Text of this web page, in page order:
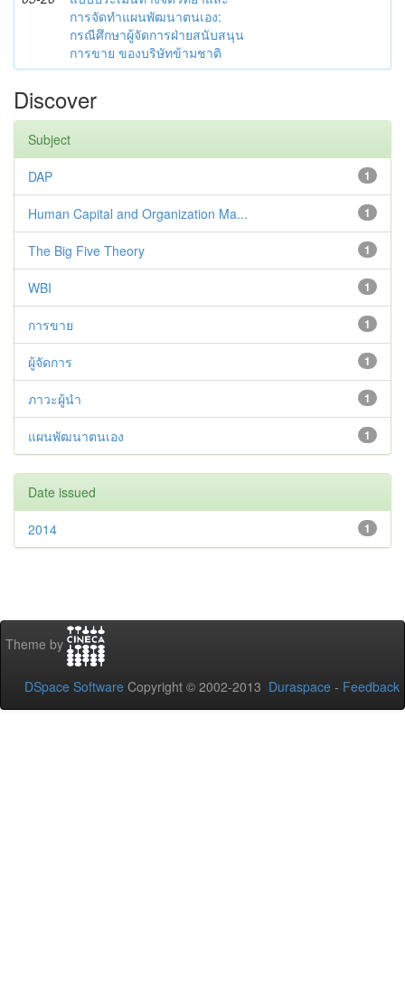
การจัดทำแผนพัฒนาตนเอง:
กรณีศึกษาผู้จัดการฝ่ายสนับสนุน
การขาย ของบริษัทข้ามชาติ
Discover
Subject
1
DAP
1
Human Capital and Organization Ma...
1
The Big Five Theory
1
WBI
1
การขาย
1
ผู้จัดการ
1
ภาวะผู้นำ
1
แผนพัฒนาตนเอง
Date issued
1
2014
Theme by
DSpace Software Copyright © 2002-2013 Duraspace - Feedback